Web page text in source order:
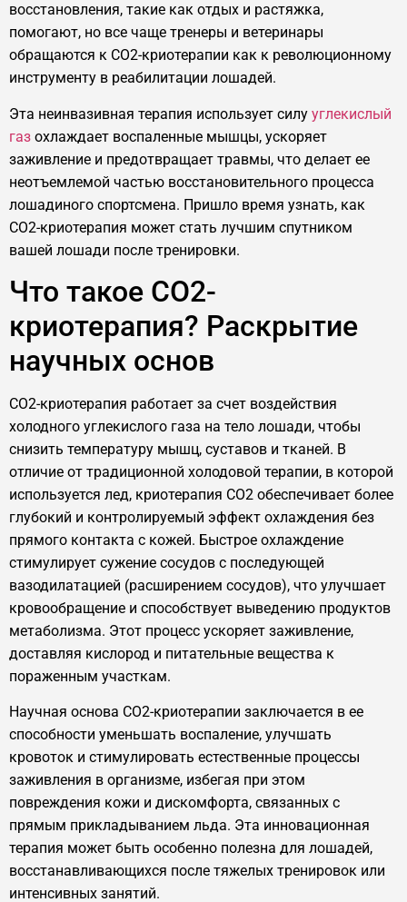
восстановления, такие как отдых и растяжка,
помогают, но все чаще тренеры и ветеринары
обращаются к CO2-криотерапии как к революционному
инструменту в реабилитации лошадей.
Эта неинвазивная терапия использует силу углекислый
газ охлаждает воспаленные мышцы, ускоряет
заживление и предотвращает травмы, что делает ее
неотъемлемой частью восстановительного процесса
лошадиного спортсмена. Пришло время узнать, как
CO2-криотерапия может стать лучшим спутником
вашей лошади после тренировки.
Что такое CO2-
криотерапия? Раскрытие
научных основ
CO2-криотерапия работает за счет воздействия
холодного углекислого газа на тело лошади, чтобы
снизить температуру мышц, суставов и тканей. В
отличие от традиционной холодовой терапии, в которой
используется лед, криотерапия CO2 обеспечивает более
глубокий и контролируемый эффект охлаждения без
прямого контакта с кожей. Быстрое охлаждение
стимулирует сужение сосудов с последующей
вазодилатацией (расширением сосудов), что улучшает
кровообращение и способствует выведению продуктов
метаболизма. Этот процесс ускоряет заживление,
доставляя кислород и питательные вещества к
пораженным участкам.
Научная основа CO2-криотерапии заключается в ее
способности уменьшать воспаление, улучшать
кровоток и стимулировать естественные процессы
заживления в организме, избегая при этом
повреждения кожи и дискомфорта, связанных с
прямым прикладыванием льда. Эта инновационная
терапия может быть особенно полезна для лошадей,
восстанавливающихся после тяжелых тренировок или
интенсивных занятий.